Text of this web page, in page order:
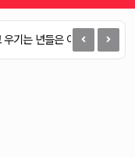
는 년들은 이영상 봐야됨